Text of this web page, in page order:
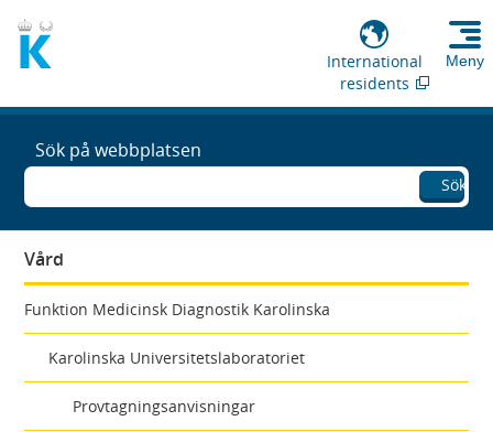
International
residents
Meny
Sök på webbplatsen
Sök
Vård
Funktion Medicinsk Diagnostik Karolinska
Karolinska Universitetslaboratoriet
Provtagningsanvisningar